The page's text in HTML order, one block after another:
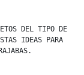
DEL TIPO DE
IDEAS PARA